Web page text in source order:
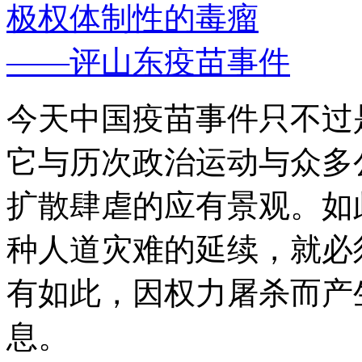
极权体制性的毒瘤
——评山东疫苗事件
今天中国疫苗事件只不
它与历次政治运动与众
扩散肆虐的应有景观。
种人道灾难的延续，就
有如此，因权力屠杀而
息。